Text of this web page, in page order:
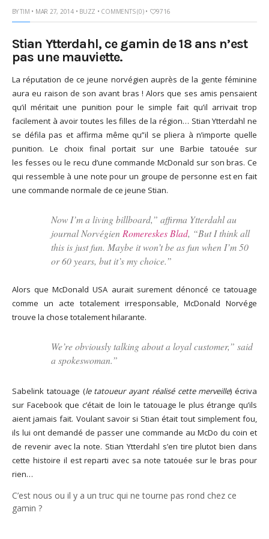
God It’s Friday | Irish Call
anniversaire Lara Croft !
Mar 10, 2017 |TGIF – Thank
la Femme
Mar 06, 2017 |No Money
Kids s’offre un clip très
esthétique pour leur
nouveau single
Mar 02, 2017 |Sacré nom
d’une pipe !
BYTIM • MAR 27, 2014 • BUZZ • COMMENTS (0)• 9716
Stian Ytterdahl, ce gamin de 18 ans n’est
pas une mauviette.
La réputation de ce jeune norvégien auprès de la gente féminine
aura eu raison de son avant bras ! Alors que ses amis pensaient
qu’il méritait une punition pour le simple fait qu’il arrivait trop
facilement à avoir toutes les filles de la région… Stian Ytterdahl ne
se défila pas et affirma même qu”il se pliera à n’importe quelle
punition. Le choix final portait sur une Barbie tatouée sur
les fesses ou le recu d’une commande McDonald sur son bras. Ce
qui ressemble à une note pour un groupe de personne est en fait
une commande normale de ce jeune Stian.
Now I’m a living billboard,” affirma Ytterdahl au
journal Norvégien Romereskes Blad, “But I think all
this is just fun. Maybe it won’t be as fun when I’m 50
or 60 years, but it’s my choice.”
Alors que McDonald USA aurait surement dénoncé ce tatouage
comme un acte totalement irresponsable, McDonald Norvége
trouve la chose totalement hilarante.
We’re obviously talking about a loyal customer,” said
a spokeswoman.”
Sabelink tatouage (le tatoueur ayant réalisé cette merveille) écriva
sur Facebook que c’était de loin le tatouage le plus étrange qu’ils
aient jamais fait. Voulant savoir si Stian était tout simplement fou,
ils lui ont demandé de passer une commande au McDo du coin et
de revenir avec la note. Stian Ytterdahl s’en tire plutot bien dans
cette histoire il est reparti avec sa note tatouée sur le bras pour
rien…
C’est nous ou il y a un truc qui ne tourne pas rond chez ce
gamin ?